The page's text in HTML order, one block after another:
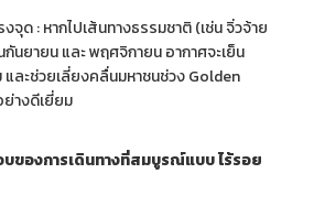
จุด : หากไปเส้นทางธรรมชาติ (เช่น จิ่วจ้าย
กันยายน และ พฤศจิกายน อากาศจะเย็น
ละช่วยเลี่ยงคลื่นมหาชนช่วง Golden
างดีเยี่ยม
บของการเดินทางที่สมบูรณ์แบบไร้รอย